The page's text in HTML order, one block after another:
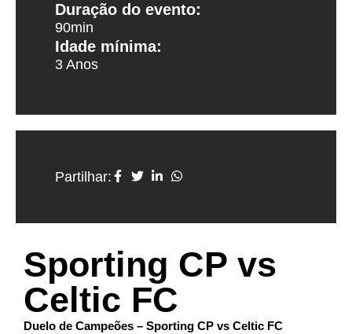
Duração do evento:
90min
Idade mínima:
3 Anos
Partilhar:
Sporting CP vs
Celtic FC
Duelo de Campeões – Sporting CP vs Celtic FC